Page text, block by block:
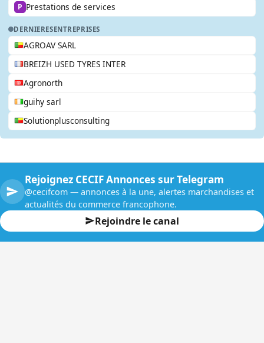
P Prestations de services
DERNIERESENTREPRISES
AGROAV SARL
BREIZH USED TYRES INTER
Agronorth
guihy sarl
Solutionplusconsulting
Rejoignez CECIF Annonces sur Telegram
@cecifcom — annonces à la une, alertes marchandises et
actualités du commerce francophone.
Rejoindre le canal